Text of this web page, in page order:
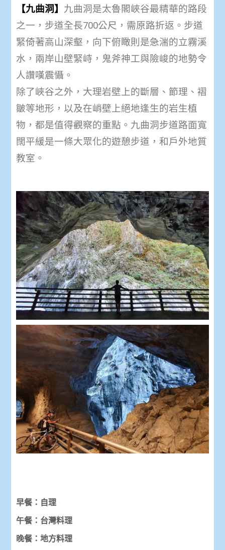
【九曲洞】 九曲洞是太魯閣峽谷最精華的路段
之一，步道全長700公尺，需原路折返。步道
緊倚著高山深壑，向下俯瞰則是急湍的立霧溪
水，兩岸山壁緊峙，鬼斧神工與險峻的地勢令
人讚嘆震懾。
除了峽谷之外，大理岩壁上的斷層、節理、褶
皺等地形，以及在峭壁上絕地逢生的岩生植
物，都是值得觀察的重點。九曲洞步道路面寬
闊平緩是一條大眾化的遊憩步道，和戶外地質
教室。
早餐：自理
午餐：台灣料理
晚餐：地方料理